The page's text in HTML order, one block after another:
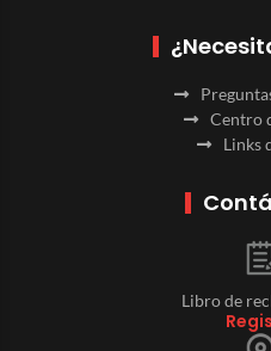
Centro
Links
Libro de